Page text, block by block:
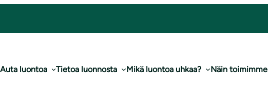
Auta luontoa Tietoa luonnosta Mikä luontoa uhkaa? Näin toimimme
turhake on pikamuoti